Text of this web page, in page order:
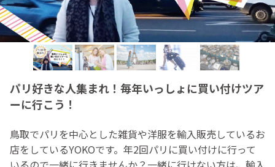
パリ好きな人集まれ！毎年いっしょに買い付けツア
ーに行こう！
鳥取でパリを中心とした雑貨や洋服を輸入販売しているお
店をしているYOKOです。年2回パリに買い付けに行って